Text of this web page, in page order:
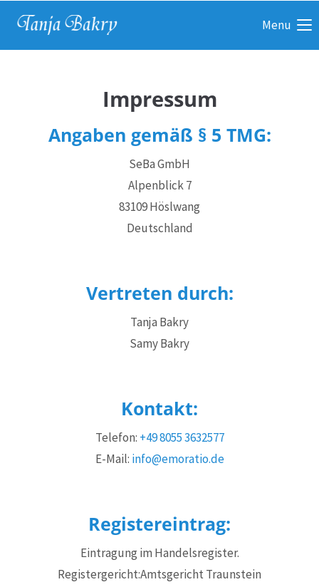
Menu
Impressum
Angaben gemäß § 5 TMG:
SeBa GmbH
Alpenblick 7
83109 Höslwang
Deutschland
Vertreten durch:
Tanja Bakry
Samy Bakry
Kontakt:
Telefon: +49 8055 3632577
E-Mail: info@emoratio.de
Registereintrag:
Eintragung im Handelsregister.
Registergericht:Amtsgericht Traunstein